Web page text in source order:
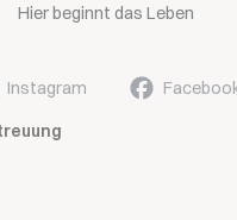
Hier beginnt das Leben
Instagram